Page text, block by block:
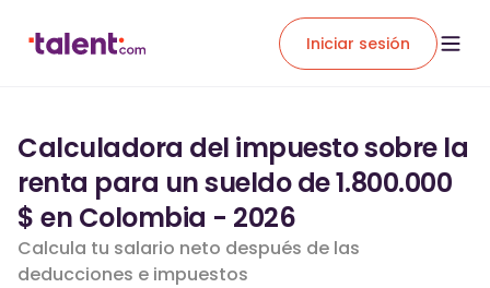
Iniciar sesión
Calculadora del impuesto sobre la
renta para un sueldo de 1.800.000
$ en Colombia - 2026
Calcula tu salario neto después de las
deducciones e impuestos